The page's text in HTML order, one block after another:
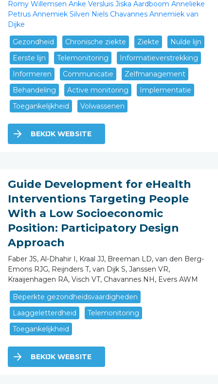
Romy Willemsen Anke Versluis Jiska Aardboom Annelieke
Petrus Annemiek Silven Niels Chavannes Annemiek van
Dijke
Gezondheid
Chronische ziekte Ziekte
Nulde lijn
Eerste lijn
Telemonitoring
Informatieverstrekking
Informeren
Communicatie
Zelfmanagement
Behandeling
Active monitoring
Implementatie
Toegankelijkheid
Volwassenen
BEKIJK WEBSITE
Guide Development for eHealth
Interventions Targeting People
With a Low Socioeconomic
Position: Participatory Design
Approach
Faber JS, Al-Dhahir I, Kraal JJ, Breeman LD, van den Berg-
Emons RJG, Reijnders T, van Dijk S, Janssen VR,
Kraaijenhagen RA, Visch VT, Chavannes NH, Evers AWM
Beperkte gezondheidsvaardigheden
Laaggeletterdheid
Telemonitoring
Toegankelijkheid
BEKIJK WEBSITE